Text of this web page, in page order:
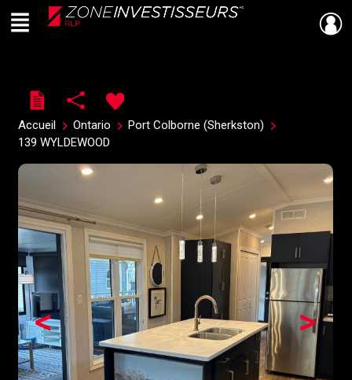
Live
En Direct
Menu
Accueil Ontario
Port Colborne (Sherkston)
139 WYLDEWOOD
>
<